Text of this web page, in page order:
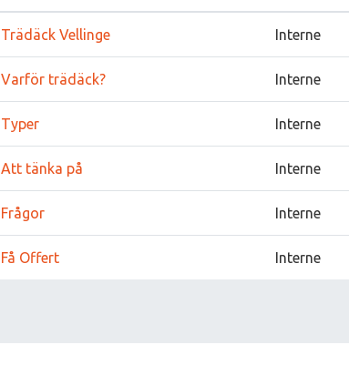
Trädäck Vellinge Interne
Varför trädäck? Interne
Typer Interne
Att tänka på Interne
Frågor Interne
Få Offert Interne